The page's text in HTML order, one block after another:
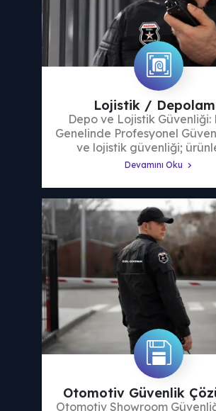
Lojistik /
Depo ve Lojistik
Genelinde Profesyonel
ve lojistik güvenliği;
Devamını Oku
Otomotiv Güvenlik
Otomotiv Showroom